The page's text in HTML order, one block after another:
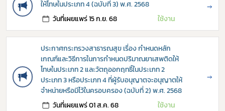
ให้โทษในประเภท 4 (ฉบับที่ 3) พ.ศ. 2568
วันที่เผยแพร่ 15 ก.ย. 68
ใช้งาน
→
ประกาศกระทรวงสาธารณสุข เรื่อง กำหนดหลัก
เกณฑ์และวิธีการในการกำหนดปริมาณยาเสพติดให้
โทษในประเภท 2 และวัตถุออกฤทธิ์ในประเภท 2
ประเภท 3 หรือประเภท 4 ที่ผู้รับอนุญาตจะอนุญาตให้
จำหน่ายหรือมีไว้ในครอบครอง (ฉบับที่ 2) พ.ศ. 2568
วันที่เผยแพร่ 01 ส.ค. 68
ใช้งาน
→
กฎหมาย
การขออนุญาต
ข่าวประชาสัมพันธ์